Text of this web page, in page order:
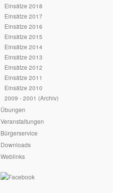
Einsätze 2018
Einsätze 2017
Einsätze 2016
Einsätze 2015
Einsätze 2014
Einsätze 2013
Einsätze 2012
Einsätze 2011
Einsätze 2010
2009 - 2001 (Archiv)
Übungen
Veranstaltungen
Bürgerservice
Downloads
Weblinks